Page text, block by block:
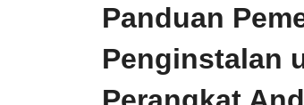
Panduan
Penginstalan